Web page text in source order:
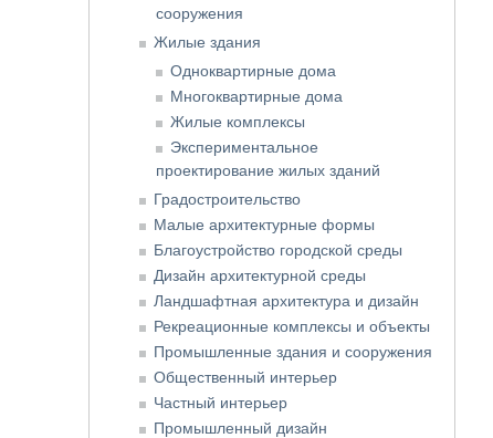
сооружения
Жилые здания
Одноквартирные дома
Многоквартирные дома
Жилые комплексы
Экспериментальное
проектирование жилых зданий
Градостроительство
Малые архитектурные формы
Благоустройство городской среды
Дизайн архитектурной среды
Ландшафтная архитектура и дизайн
Рекреационные комплексы и объекты
Промышленные здания и сооружения
Общественный интерьер
Частный интерьер
Промышленный дизайн